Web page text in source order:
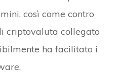
così come contro
criptovaluta collegato
ha facilitato i